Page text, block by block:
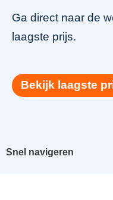
Ga direct naar de
laagste prijs.
Bekijk laagste
Snel navigeren